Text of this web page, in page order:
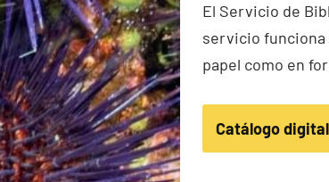
El Servicio de
servicio funciona
papel como en
Catálogo